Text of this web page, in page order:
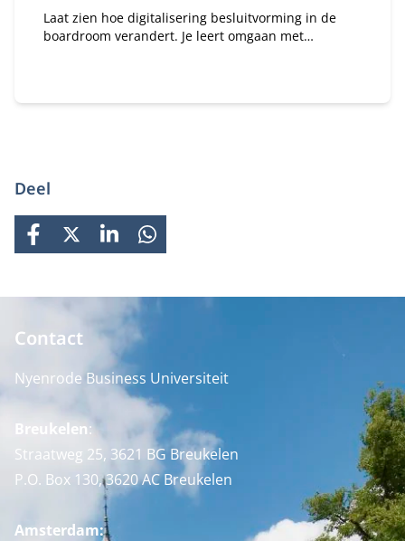
Laat zien hoe digitalisering besluitvorming in de
boardroom verandert. Je leert omgaan met
Deel
FACEBOOK
X LINKEDINWHATSAPP
Contact
Nyenrode Business Universiteit
Breukelen:
Straatweg 25, 3621 BG Breukelen
P.O. Box 130, 3620 AC Breukelen
Amsterdam: